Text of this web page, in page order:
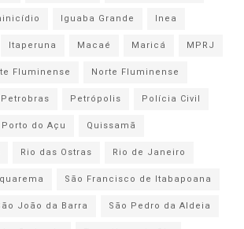
Iguaba Grande
Inea
Itaperuna Macaé Maricá
MPRJ
Fluminense
Norte Fluminense
Petrobras Petrópolis
Polícia Civil
Porto do Açu
Quissamã
Rio das Ostras
Rio de Janeiro
São Francisco de Itabapoana
João da Barra
São Pedro da Aldeia